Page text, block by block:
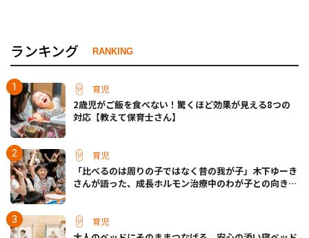
ランキング RANKING
育児
2歳児がご飯を食べない！驚くほど効果が見える8つの
対応【教えて保育士さん】
育児
「比べるのは周りの子ではなく昔の我が子」木下ゆーき
さんが語った、成長ホルモン治療中のわが子との向き合
育児